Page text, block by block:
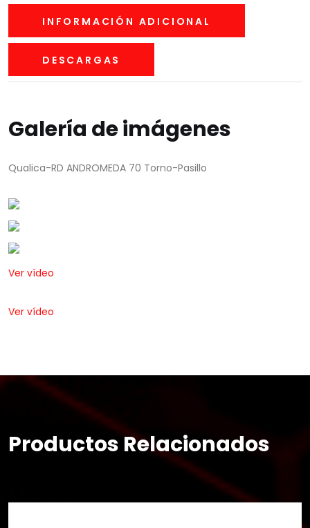
INFORMACIÓN ADICIONAL
DESCARGAS
Galería de imágenes
Qualica-RD ANDROMEDA 70 Torno-Pasillo
Ver vídeo
Ver vídeo
Productos Relacionados